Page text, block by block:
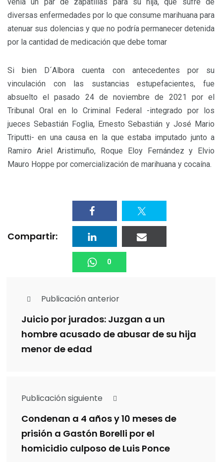
diversas enfermedades por lo que consume marihuana para
atenuar sus dolencias y que no podría permanecer detenida
por la cantidad de medicación que debe tomar
Si bien D´Albora cuenta con antecedentes por su
vinculación con las sustancias estupefacientes, fue
absuelto el pasado 24 de noviembre de 2021 por el
Tribunal Oral en lo Criminal Federal -integrado por los
jueces Sebastián Foglia, Ernesto Sebastián y José Mario
Triputti- en una causa en la que estaba imputado junto a
Ramiro Ariel Aristimuño, Roque Eloy Fernández y Elvio
Mauro Hoppe por comercialización de marihuana y cocaína.
Compartir:
0
Publicación anterior
Juicio por jurados: Juzgan a un
hombre acusado de abusar de su hija
menor de edad
Publicación siguiente
Condenan a 4 años y 10 meses de
prisión a Gastón Borelli por el
homicidio culposo de Luis Ponce